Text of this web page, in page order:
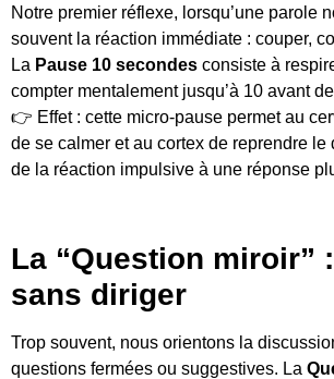
Notre premier réflexe, lorsqu’une parole
souvent la réaction immédiate : couper,
La Pause 10 secondes consiste à
compter mentalement jusqu’à 10 avant
👉 Effet : cette micro-pause permet au
de se calmer et au cortex de reprendre le
de la réaction impulsive à une réponse
La “Question miroir”
sans diriger
Trop souvent, nous orientons la
questions fermées ou suggestives. La